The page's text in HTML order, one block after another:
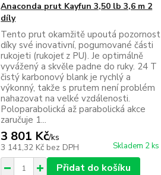
Anaconda prut Kayfun 3,50 lb 3,6 m 2
díly
Tento prut okamžitě upoutá pozornost
díky své inovativní, pogumované části
rukojeti (rukojeť z PU). Je optimálně
vyvážený a skvěle padne do ruky. 24 T
čistý karbonový blank je rychlý a
výkonný, takže s prutem není problém
nahazovat na velké vzdálenosti.
Poloparabolická až parabolická akce
zaručuje 1...
3 801 Kč/ks
3 141,32 Kč bez DPH Skladem 2 ks
Přidat do košíku